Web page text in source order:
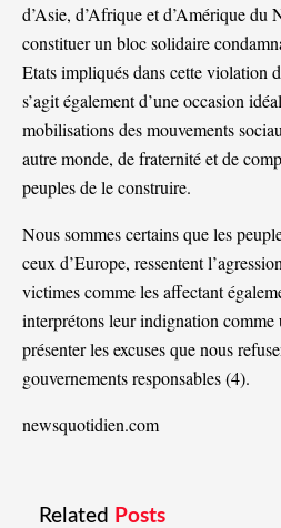
d’Asie, d’Afrique et d’Amérique du
constituer un bloc solidaire
Etats impliqués dans cette violation
s’agit également d’une occasion
mobilisations des mouvements
autre monde, de fraternité et de
peuples de le construire.
Nous sommes certains que les
ceux d’Europe, ressentent
victimes comme les affectant
interprétons leur indignation
présenter les excuses que nous
gouvernements responsables (4).
newsquotidien.com
Related Posts